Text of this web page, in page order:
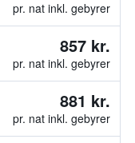
pr. nat inkl. gebyrer
857 kr.
pr. nat inkl. gebyrer
881 kr.
pr. nat inkl. gebyrer